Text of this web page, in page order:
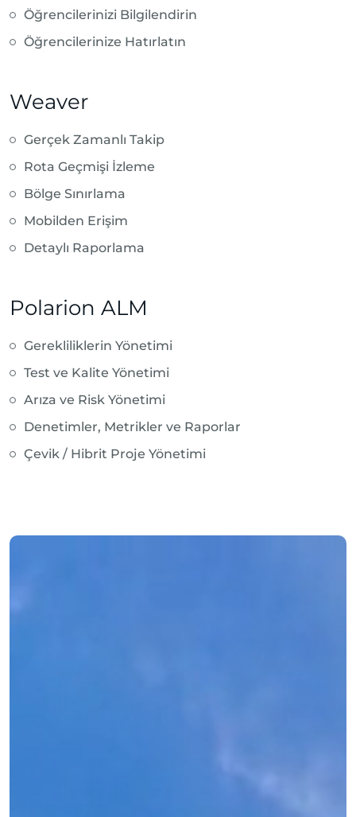
Öğrencilerinizi Bilgilendirin
Öğrencilerinize Hatırlatın
Weaver
Gerçek Zamanlı Takip
Rota Geçmişi İzleme
Bölge Sınırlama
Mobilden Erişim
Detaylı Raporlama
Polarion ALM
Gerekliliklerin Yönetimi
Test ve Kalite Yönetimi
Arıza ve Risk Yönetimi
Denetimler, Metrikler ve Raporlar
Çevik / Hibrit Proje Yönetimi